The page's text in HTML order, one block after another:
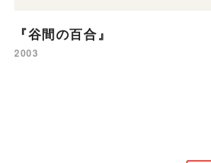
『谷間の百合』
2003